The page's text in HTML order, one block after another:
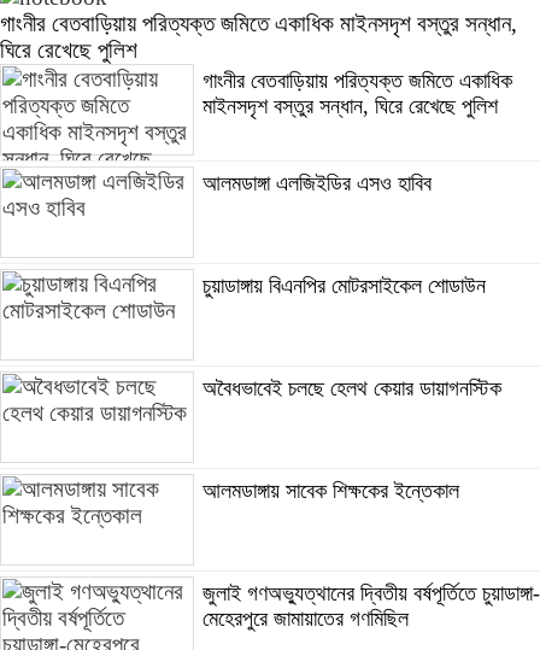
গাংনীর বেতবাড়িয়ায় পরিত্যক্ত জমিতে একাধিক মাইনসদৃশ বস্তুর সন্ধান,
ঘিরে রেখেছে পুলিশ
গাংনীর বেতবাড়িয়ায় পরিত্যক্ত জমিতে একাধিক
মাইনসদৃশ বস্তুর সন্ধান, ঘিরে রেখেছে পুলিশ
আলমডাঙ্গা এলজিইডির এসও হাবিব
চুয়াডাঙ্গায় বিএনপির মোটরসাইকেল শোডাউন
অবৈধভাবেই চলছে হেলথ কেয়ার ডায়াগনস্টিক
আলমডাঙ্গায় সাবেক শিক্ষকের ইন্তেকাল
জুলাই গণঅভ্যুত্থানের দ্বিতীয় বর্ষপূর্তিতে চুয়াডাঙ্গা-
মেহেরপুরে জামায়াতের গণমিছিল